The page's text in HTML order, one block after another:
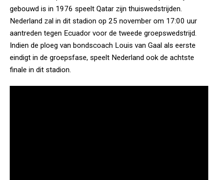
gebouwd is in 1976 speelt Qatar zijn thuiswedstrijden.
Nederland zal in dit stadion op 25 november om 17:00 uur
aantreden tegen Ecuador voor de tweede groepswedstrijd.
Indien de ploeg van bondscoach Louis van Gaal als eerste
eindigt in de groepsfase, speelt Nederland ook de achtste
finale in dit stadion.